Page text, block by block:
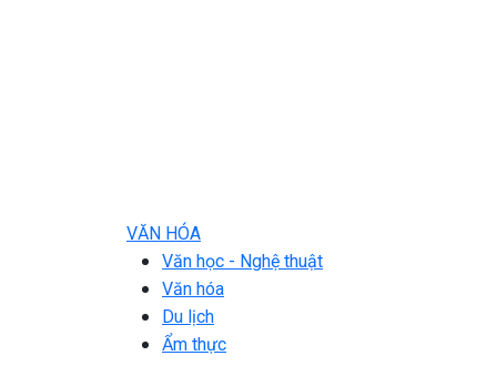
VĂN HÓA
Văn học - Nghệ thuật
Văn hóa
Du lịch
Ẩm thực